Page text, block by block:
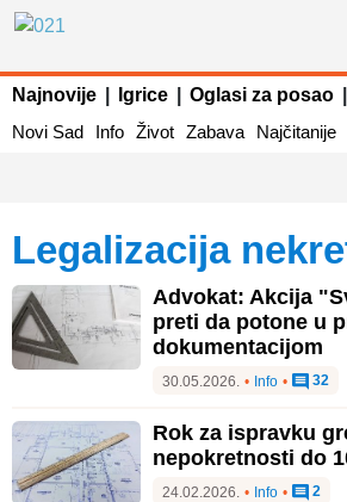
Najnovije Igrice Oglasi za posao
Novi Sad
Info Život Zabava Najčitanije
legalizacija
Advokat: Akcija
preti da potone u
dokumentacijom
30.05.2026. • Info • 32
Rok za ispravku
nepokretnosti do
24.02.2026. • Info • 2